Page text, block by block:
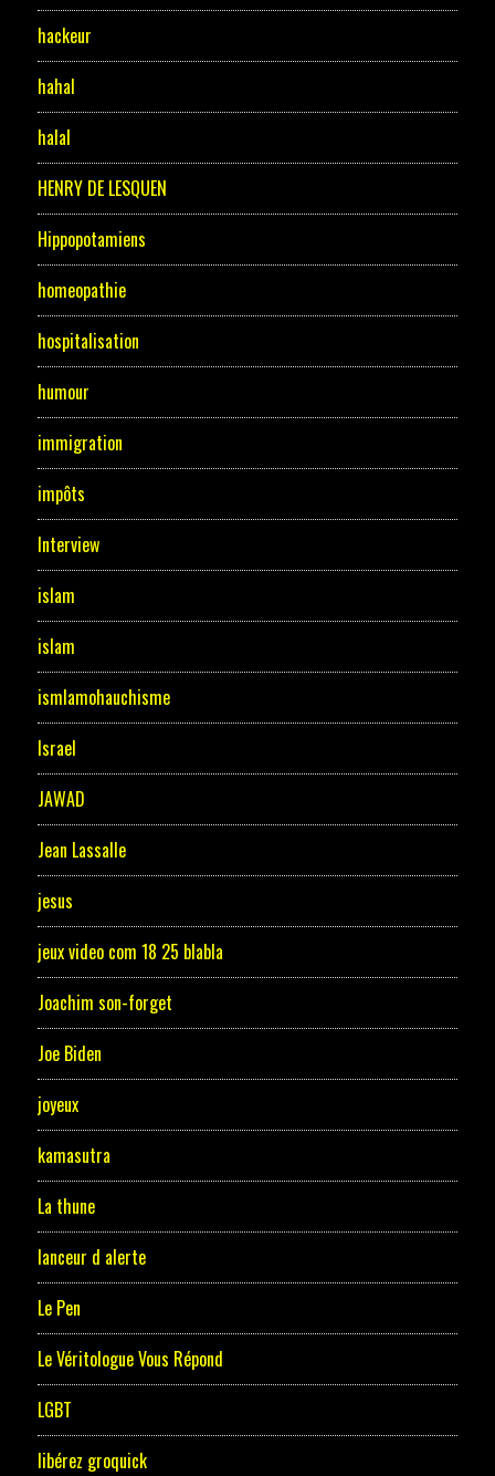
hackeur
hahal
halal
HENRY DE LESQUEN
Hippopotamiens
homeopathie
hospitalisation
humour
immigration
impôts
Interview
islam
islam
ismlamohauchisme
Israel
JAWAD
Jean Lassalle
jesus
jeux video com 18 25 blabla
Joachim son-forget
Joe Biden
joyeux
kamasutra
La thune
lanceur d alerte
Le Pen
Le Véritologue Vous Répond
LGBT
libérez groquick